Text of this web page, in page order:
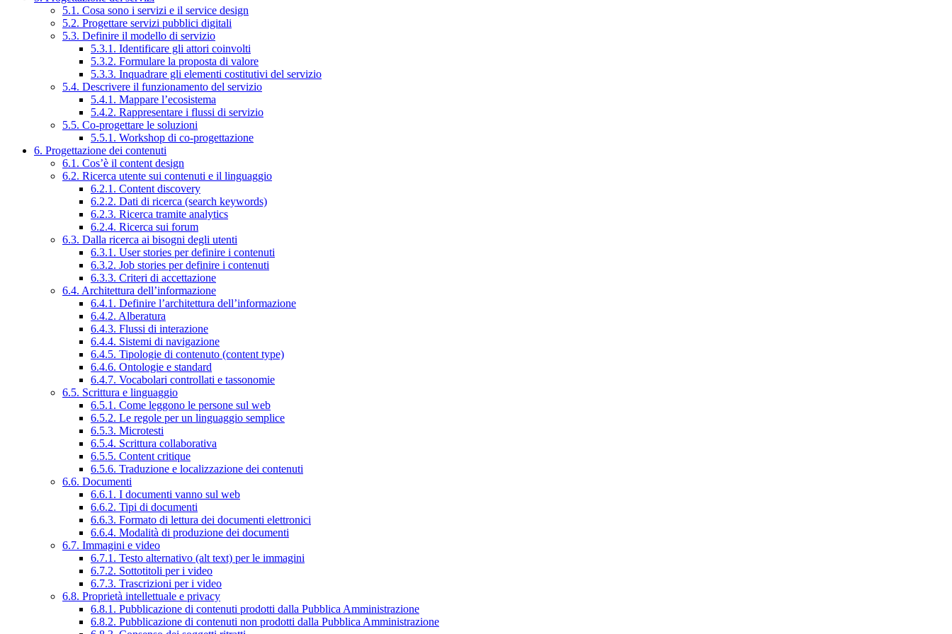
5.1. Cosa sono i servizi e il service design
5.2. Progettare servizi pubblici digitali
5.3. Definire il modello di servizio
5.3.1. Identificare gli attori coinvolti
5.3.2. Formulare la proposta di valore
5.3.3. Inquadrare gli elementi costitutivi del servizio
5.4. Descrivere il funzionamento del servizio
5.4.1. Mappare l’ecosistema
5.4.2. Rappresentare i flussi di servizio
5.5. Co-progettare le soluzioni
5.5.1. Workshop di co-progettazione
6. Progettazione dei contenuti
6.1. Cos’è il content design
6.2. Ricerca utente sui contenuti e il linguaggio
6.2.1. Content discovery
6.2.2. Dati di ricerca (search keywords)
6.2.3. Ricerca tramite analytics
6.2.4. Ricerca sui forum
6.3. Dalla ricerca ai bisogni degli utenti
6.3.1. User stories per definire i contenuti
6.3.2. Job stories per definire i contenuti
6.3.3. Criteri di accettazione
6.4. Architettura dell’informazione
6.4.1. Definire l’architettura dell’informazione
6.4.2. Alberatura
6.4.3. Flussi di interazione
6.4.4. Sistemi di navigazione
6.4.5. Tipologie di contenuto (content type)
6.4.6. Ontologie e standard
6.4.7. Vocabolari controllati e tassonomie
6.5. Scrittura e linguaggio
6.5.1. Come leggono le persone sul web
6.5.2. Le regole per un linguaggio semplice
6.5.3. Microtesti
6.5.4. Scrittura collaborativa
6.5.5. Content critique
6.5.6. Traduzione e localizzazione dei contenuti
6.6. Documenti
6.6.1. I documenti vanno sul web
6.6.2. Tipi di documenti
6.6.3. Formato di lettura dei documenti elettronici
6.6.4. Modalità di produzione dei documenti
6.7. Immagini e video
6.7.1. Testo alternativo (alt text) per le immagini
6.7.2. Sottotitoli per i video
6.7.3. Trascrizioni per i video
6.8. Proprietà intellettuale e privacy
6.8.1. Pubblicazione di contenuti prodotti dalla Pubblica Amministrazione
6.8.2. Pubblicazione di contenuti non prodotti dalla Pubblica Amministrazione